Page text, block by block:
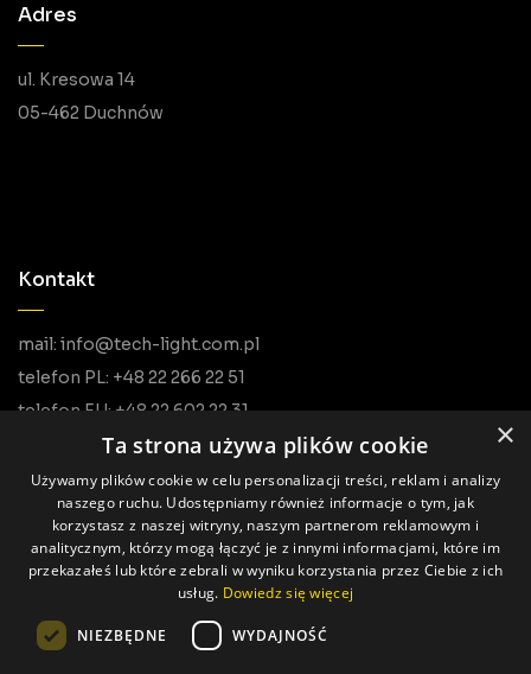
Adres
ul. Kresowa 14
05-462 Duchnów
Kontakt
mail: info@tech-light.com.pl
telefon PL: +48 22 266 22 51
telefon EU: +48 22 602 22 31
Wszystkie prawa zastrzeżone © Tech Light
Realizacja: Pageart
×
Ta strona używa plików cookie
Używamy plików cookie w celu personalizacji treści, reklam i analizy
naszego ruchu. Udostępniamy również informacje o tym, jak
korzystasz z naszej witryny, naszym partnerom reklamowym i
analitycznym, którzy mogą łączyć je z innymi informacjami, które im
przekazałeś lub które zebrali w wyniku korzystania przez Ciebie z ich
usług. Dowiedz się więcej
NIEZBĘDNE WYDAJNOŚĆ